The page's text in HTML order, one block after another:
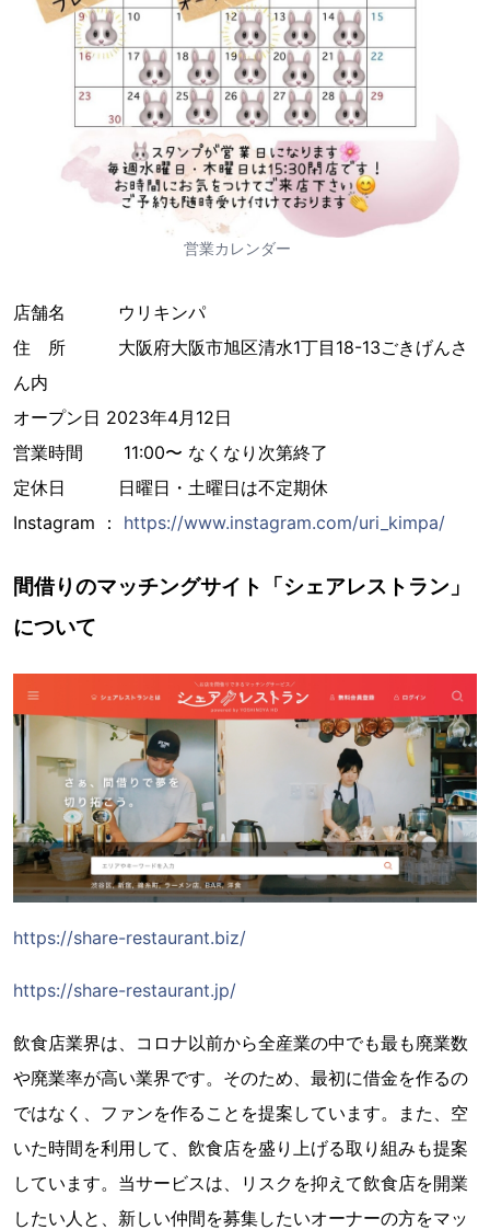
営業カレンダー
店舗名 ウリキンパ
住 所 大阪府大阪市旭区清水1丁目18-13ごきげんさ
ん内
オープン日 2023年4月12日
営業時間 11:00〜 なくなり次第終了
定休日 日曜日・土曜日は不定期休
Instagram ： https://www.instagram.com/uri_kimpa/
間借りのマッチングサイト「シェアレストラン」
について
https://share-restaurant.biz/
https://share-restaurant.jp/
飲食店業界は、コロナ以前から全産業の中でも最も廃業数
や廃業率が高い業界です。そのため、最初に借金を作るの
ではなく、ファンを作ることを提案しています。また、空
いた時間を利用して、飲食店を盛り上げる取り組みも提案
しています。当サービスは、リスクを抑えて飲食店を開業
したい人と、新しい仲間を募集したいオーナーの方をマッ